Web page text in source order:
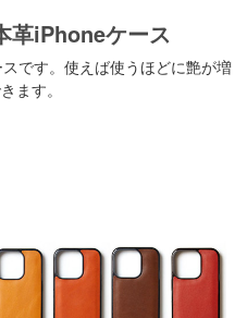
革iPhoneケース
です。使えば使うほどに艶が増
ます。